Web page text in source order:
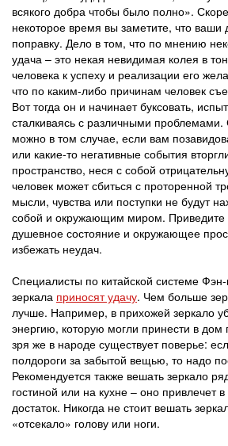
всякого добра чтобы было полно».
некоторое время вы заметите, что
поправку. Дело в том, что по мнению
удача – это некая невидимая колея в
человека к успеху и реализации его
что по каким-либо причинам человек
Вот тогда он и начинает буксовать,
сталкиваясь с различными проблемами.
можно в том случае, если вам
или какие-то негативные события
пространство, неся с собой
человек может сбиться с проторенной
мысли, чувства или поступки не будут
собой и окружающим миром. Приведите
душевное состояние и окружающее
избежать неудач.
Специалисты по китайской системе
зеркала приносят удачу. Чем больше
лучше. Например, в прихожей зеркало
энергию, которую могли принести в дом
зря же в народе существует поверье:
полдороги за забытой вещью, то надо
Рекомендуется также вешать зеркало
гостиной или на кухне – оно привлечет
достаток. Никогда не стоит вешать
«отсекало» голову или ноги.